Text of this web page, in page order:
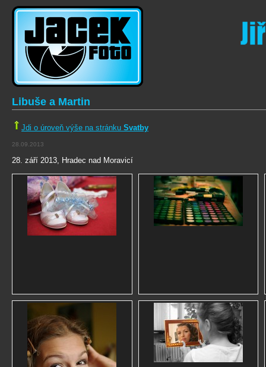
Libuše a Martin
Jdi o úroveň výše na stránku Svatby
28.09.2013
28. září 2013, Hradec nad Moravicí